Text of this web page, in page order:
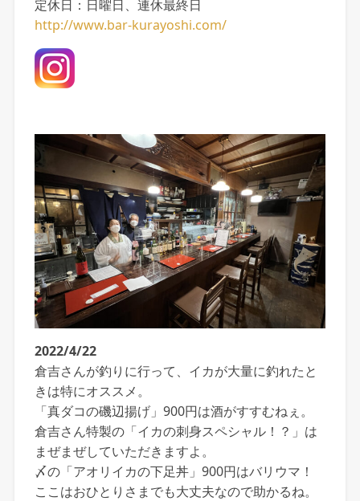
定休日：日曜日、連休最終日
http://www.bar-kurayoshi.com/
2022/4/22
倉吉さんが釣りに行って、イカが大量に釣れたと
きは特にオススメ。
「真ダコの磯辺揚げ」900円は酒がすすむねぇ。
倉吉さん特製の「イカの刺身スペシャル！？」は
まぜまぜしていただきますよ。
〆の「アオリイカの下足丼」900円はバリウマ！
ここはおひとりさまでも大丈夫なので助かるね。